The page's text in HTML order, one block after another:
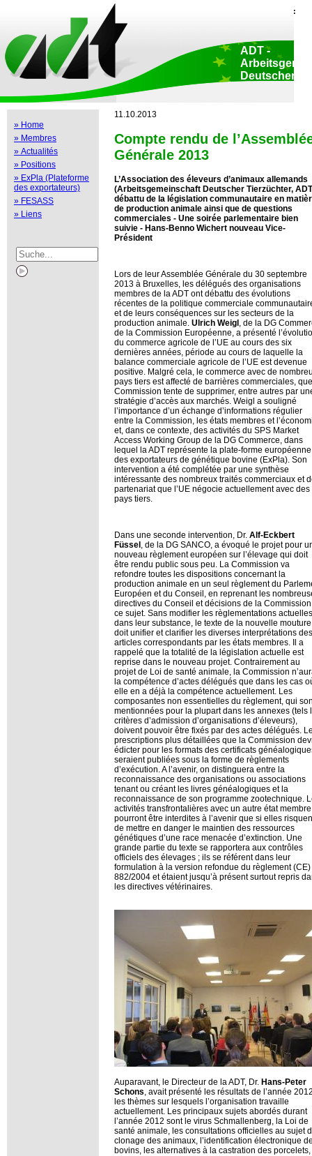
Déclaration de protection de données
::
ADT -
Deutscher
Luxembourg 47-
» Home
» Membres
» Actualités
» Positions
» ExPla (Plateforme
des exportateurs)
» FESASS
» Liens
11.10.2013
Compte rendu de
Générale 2013
L’Association des éleveurs d’animaux allemands
(Arbeitsgemeinschaft Deutscher Tierzüchter,
débattu de la législation communautaire en
de production animale ainsi que de questions
commerciales - Une soirée parlementaire bien
suivie - Hans-Benno Wichert nouveau Vice-
Président
Lors de leur Assemblée Générale du 30 septembre
2013 à Bruxelles, les délégués des organisations
membres de la ADT ont débattu des évolutions
récentes de la politique commerciale
et de leurs conséquences sur les secteurs de la
production animale. Ulrich Weigl , de la DG
de la Commission Européenne, a présenté
du commerce agricole de l’UE au cours des six
dernières années, période au cours de laquelle la
balance commerciale agricole de l’UE est devenue
positive. Malgré cela, le commerce avec de
pays tiers est affecté de barrières commerciales,
Commission tente de supprimer, entre autres par
stratégie d’accès aux marchés. Weigl a souligné
l’importance d’un échange d’informations régulier
entre la Commission, les états membres et
et, dans ce contexte, des activités du SPS Market
Access Working Group de la DG Commerce, dans
lequel la ADT représente la plate-forme européenne
des exportateurs de génétique bovine (ExPla). Son
intervention a été complétée par une synthèse
intéressante des nombreux traités commerciaux et
partenariat que l’UE négocie actuellement avec des
pays tiers.
Dans une seconde intervention, Dr. Alf-Eckbert
Füssel , de la DG SANCO, a évoqué le projet pour
nouveau règlement européen sur l’élevage qui doit
être rendu public sous peu. La Commission va
refondre toutes les dispositions concernant la
production animale en un seul règlement du
Européen et du Conseil, en reprenant les
directives du Conseil et décisions de la
ce sujet. Sans modifier les règlementations actuelles
dans leur substance, le texte de la nouvelle mouture
doit unifier et clarifier les diverses interprétations des
articles correspondants par les états membres. Il a
rappelé que la totalité de la législation actuelle est
reprise dans le nouveau projet. Contrairement au
projet de Loi de santé animale, la Commission
la compétence d’actes délégués que dans les cas
elle en a déjà la compétence actuellement. Les
composantes non essentielles du règlement, qui
mentionnées pour la plupart dans les annexes (tels
critères d’admission d’organisations d’éleveurs),
doivent pouvoir être fixés par des actes délégués.
prescriptions plus détaillées que la Commission
édicter pour les formats des certificats
seraient publiées sous la forme de règlements
d’exécution. A l’avenir, on distinguera entre la
reconnaissance des organisations ou associations
tenant ou créant les livres généalogiques et la
reconnaissance de son programme zootechnique.
activités transfrontalières avec un autre état
pourront être interdites à l’avenir que si elles
de mettre en danger le maintien des ressources
génétiques d’une race menacée d’extinction. Une
grande partie du texte se rapportera aux contrôles
officiels des élevages ; ils se référent dans leur
formulation à la version refondue du règlement (CE)
882/2004 et étaient jusqu’à présent surtout repris
les directives vétérinaires.
Auparavant, le Directeur de la ADT, Dr. Hans-Peter
Schons, avait présenté les résultats de l’année
les thèmes sur lesquels l’organisation travaille
actuellement. Les principaux sujets abordés durant
l’année 2012 sont le virus Schmallenberg, la Loi de
santé animale, les consultations officielles au sujet
clonage des animaux, l’identification électronique
bovins, les alternatives à la castration des porcelets,